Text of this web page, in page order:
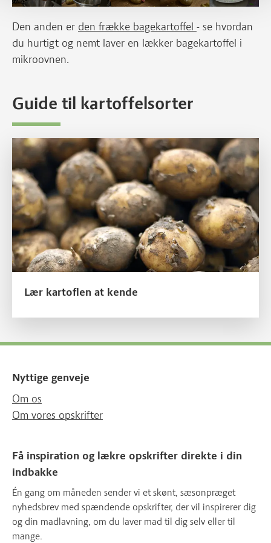
Den anden er den frække bagekartoffel - se hvordan
du hurtigt og nemt laver en lækker bagekartoffel i
mikroovnen.
Guide til kartoffelsorter
Læs mere om Lær kartoflen at kende
Lær kartoflen at kende
Nyttige genveje
Om os
Om vores opskrifter
Få inspiration og lækre opskrifter direkte i din
indbakke
Én gang om måneden sender vi et skønt, sæsonpræget
nyhedsbrev med spændende opskrifter, der vil inspirerer dig
og din madlavning, om du laver mad til dig selv eller til
mange.